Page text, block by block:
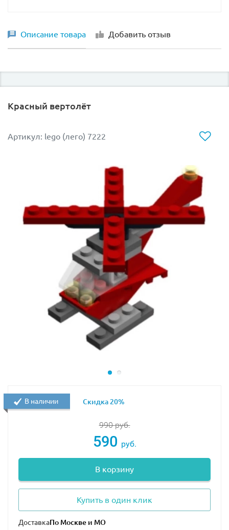
Описание товара Добавить отзыв
Красный вертолёт
Артикул: lego (лего) 7222
990руб.
590 руб.
В корзину
Купить в один клик
Доставка
В наличии Скидка 20%